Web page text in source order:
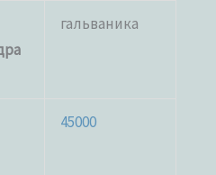
гальваника
45000